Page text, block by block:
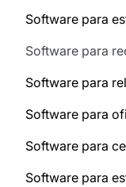
Software para
Software para
Software para
Software para
Software para
Software para